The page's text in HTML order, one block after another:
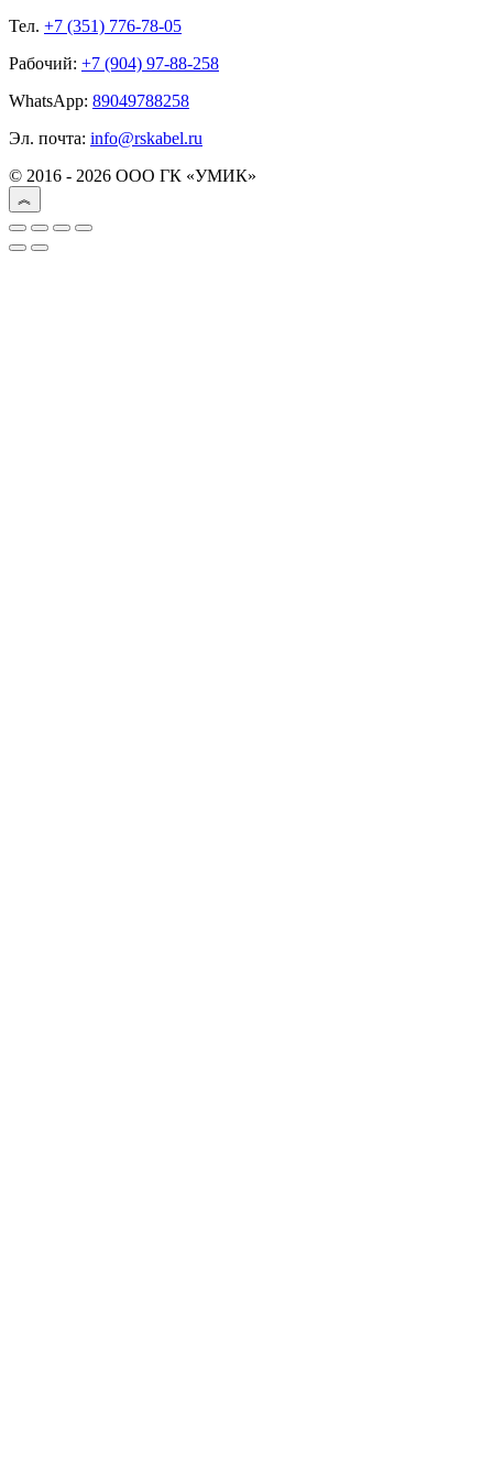
Тел. +7 (351) 776-78-05
Рабочий: +7 (904) 97-88-258
WhatsApp: 89049788258
Эл. почта: info@rskabel.ru
© 2016 - 2026 ООО ГК «УМИК»